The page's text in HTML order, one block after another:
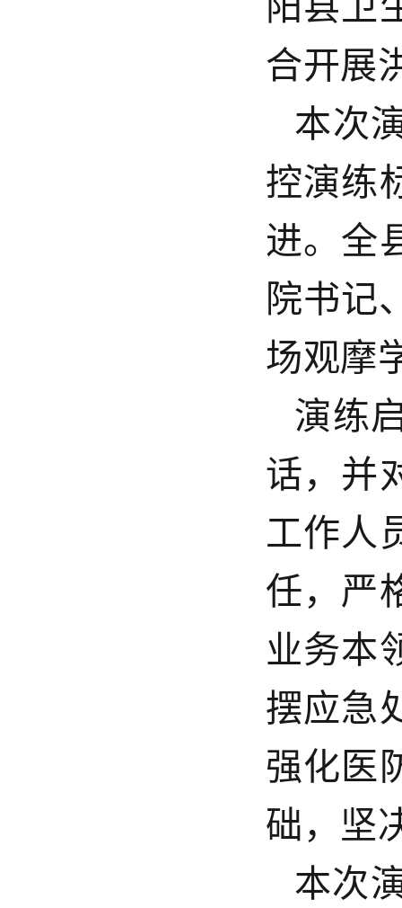
合开展
本次
控演练
进。全
院书记
场观摩
演练
话，并
工作人
任，严
业务本
摆应急
强化医
础，坚
本次